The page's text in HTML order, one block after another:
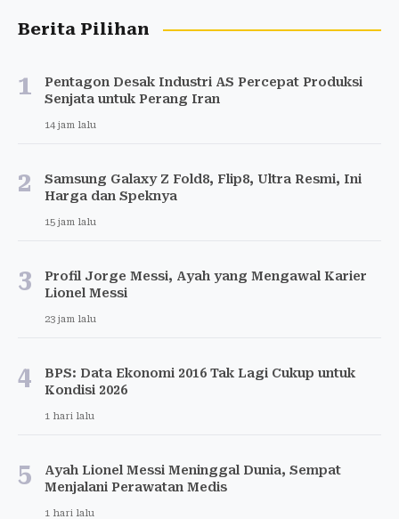
Berita Pilihan
1
Pentagon Desak Industri AS Percepat Produksi
Senjata untuk Perang Iran
14 jam lalu
2
Samsung Galaxy Z Fold8, Flip8, Ultra Resmi, Ini
Harga dan Speknya
15 jam lalu
3
Profil Jorge Messi, Ayah yang Mengawal Karier
Lionel Messi
23 jam lalu
4
BPS: Data Ekonomi 2016 Tak Lagi Cukup untuk
Kondisi 2026
1 hari lalu
5
Ayah Lionel Messi Meninggal Dunia, Sempat
Menjalani Perawatan Medis
1 hari lalu